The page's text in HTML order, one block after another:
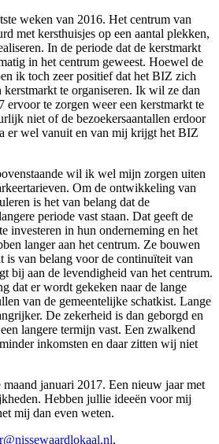
weken van 2016. Het centrum van
met kersthuisjes op een aantal plekken,
In de periode dat de kerstmarkt
in het centrum geweest. Hoewel de
ik toch zeer positief dat het BIZ zich
kerstmarkt te organiseren. Ik wil ze dan
ervoor te zorgen weer een kerstmarkt te
niet of de bezoekersaantallen erdoor
er wel vanuit en van mij krijgt het BIZ
wil ik wel mijn zorgen uiten
Om de ontwikkeling van
is het van belang dat de
periode vast staan. Dat geeft de
investeren in hun onderneming en het
langer aan het centrum. Ze bouwen
is van belang voor de continuïteit van
bij aan de levendigheid van het centrum.
dat er wordt gekeken naar de lange
van de gemeentelijke schatkist. Lange
De zekerheid is dan geborgd en
langere termijn vast. Een zwalkend
inkomsten en daar zitten wij niet
januari 2017. Een nieuw jaar met
Hebben jullie ideeën voor mij
mij dan even weten.
.